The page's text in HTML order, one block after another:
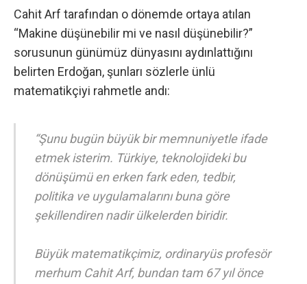
Cahit Arf tarafından o dönemde ortaya atılan
“Makine düşünebilir mi ve nasıl düşünebilir?”
sorusunun günümüz dünyasını aydınlattığını
belirten Erdoğan, şunları sözlerle ünlü
matematikçiyi rahmetle andı:
“Şunu bugün büyük bir memnuniyetle ifade
etmek isterim. Türkiye, teknolojideki bu
dönüşümü en erken fark eden, tedbir,
politika ve uygulamalarını buna göre
şekillendiren nadir ülkelerden biridir.
Büyük matematikçimiz, ordinaryüs profesör
merhum Cahit Arf, bundan tam 67 yıl önce